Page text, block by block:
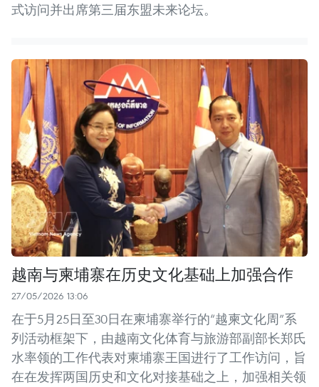
式访问并出席第三届东盟未来论坛。
越南与柬埔寨在历史文化基础上加强合作
27/05/2026 13:06
在于5月25日至30日在柬埔寨举行的“越柬文化周”系
列活动框架下，由越南文化体育与旅游部副部长郑氏
水率领的工作代表对柬埔寨王国进行了工作访问，旨
在在发挥两国历史和文化对接基础之上，加强相关领